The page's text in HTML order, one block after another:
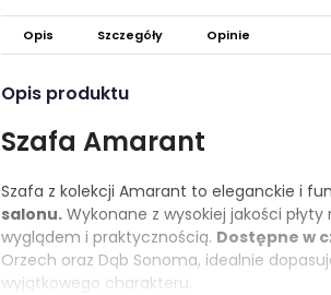
Opis Szczegóły Opinie
Opis produktu
Szafa Amarant
Szafa z kolekcji Amarant to eleganckie i
salonu. Wykonane z wysokiej jakości
wyglądem i praktycznością. Dostępne w
Orzech oraz Dąb Sonoma, idealnie
wyjątkowego charakteru.